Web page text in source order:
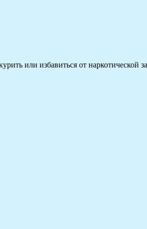
или избавиться от наркотической